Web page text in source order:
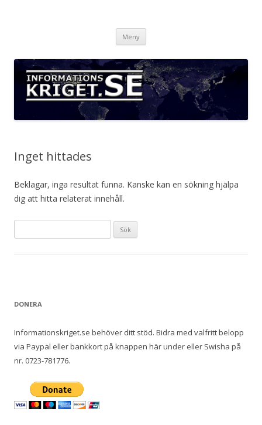
Meny
Inget hittades
Beklagar, inga resultat funna. Kanske kan en sökning hjälpa
dig att hitta relaterat innehåll.
ö
DONERA
Informationskriget.se behöver ditt stöd. Bidra med valfritt belopp
via Paypal eller bankkort på knappen här under eller Swisha på
nr. 0723-781776.